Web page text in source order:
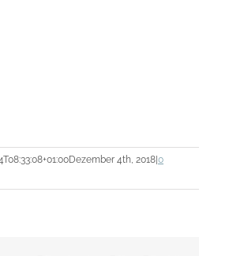
Dezember 4th, 2018|0